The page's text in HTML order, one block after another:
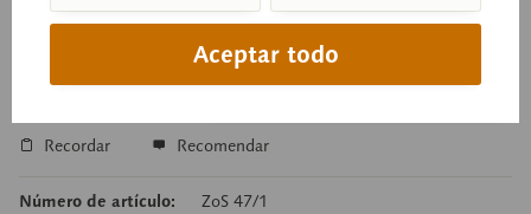
Tiempo de entrega a petición
Cesta de consulta
Recordar Recomendar
Número de artículo:
ZoS 47/1
Aceptar todo